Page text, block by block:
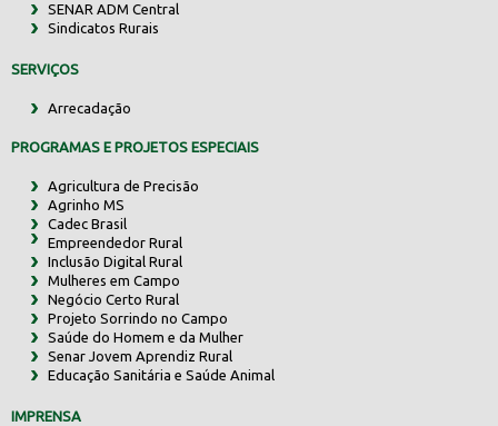
SENAR ADM Central
Sindicatos Rurais
SERVIÇOS
Arrecadação
PROGRAMAS E PROJETOS ESPECIAIS
Agricultura de Precisão
Agrinho MS
Cadec Brasil
Empreendedor Rural
Inclusão Digital Rural
Mulheres em Campo
Negócio Certo Rural
Projeto Sorrindo no Campo
Saúde do Homem e da Mulher
Senar Jovem Aprendiz Rural
Educação Sanitária e Saúde Animal
IMPRENSA